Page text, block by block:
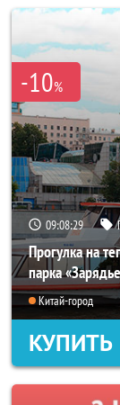
-10%
09:08:25
Прогулка на
парка
Китай-город
КУПИТЬ